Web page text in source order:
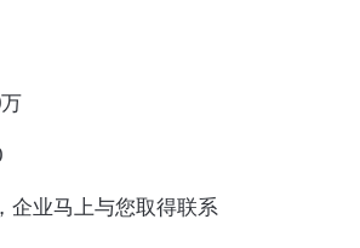
企业马上与您取得联系